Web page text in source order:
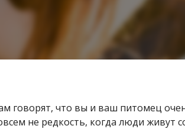
говорят, что вы и ваш питомец
не редкость, когда люди живут